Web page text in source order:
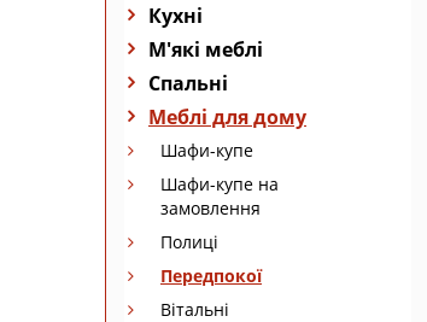
Кухні
М'які меблі
Спальні
Меблі для дому
Шафи-купе
Шафи-купе на
замовлення
Полиці
Передпокої
Вітальні